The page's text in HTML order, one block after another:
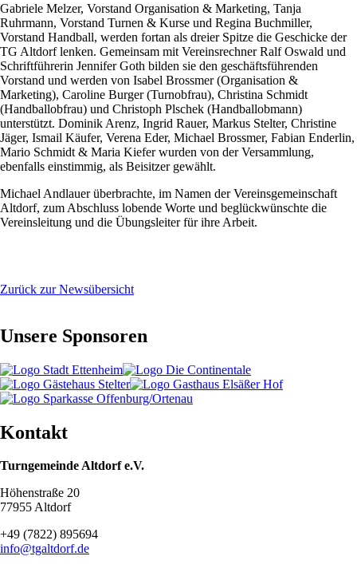
Gabriele Melzer, Vorstand Organisation & Marketing, Tanja
Ruhrmann, Vorstand Turnen & Kurse und Regina Buchmiller,
Vorstand Handball, werden fortan als dreier Spitze die Geschicke der
TG Altdorf lenken. Gemeinsam mit Vereinsrechner Ralf Oswald und
Schriftführerin Jennifer Goth bilden sie den geschäftsführenden
Vorstand und werden von Isabel Brossmer (Organisation &
Marketing), Caroline Burger (Turnobfrau), Christina Schmidt
(Handballobfrau) und Christoph Plschek (Handballobmann)
unterstützt. Dominik Arenz, Ingrid Rauer, Markus Stelter, Christine
Jäger, Ismail Käufer, Verena Eder, Michael Brossmer, Fabian Enderlin,
Mario Schmidt & Maria Kiefer wurden von der Versammlung,
ebenfalls einstimmig, als Beisitzer gewählt.
Michael Andlauer überbrachte, im Namen der Vereinsgemeinschaft
Altdorf, zum Abschluss lobende Worte und beglückwünschte die
Vereinsleitung und die Übungsleiter für ihre Arbeit.
Zurück zur Newsübersicht
Unsere Sponsoren
Kontakt
Turngemeinde Altdorf e.V.
Höhenstraße 20
77955 Altdorf
+49 (7822) 895694
info@tgaltdorf.de